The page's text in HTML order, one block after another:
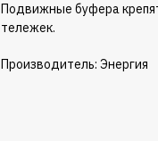
Подвижные буфера
тележек.
Производитель: Энергия